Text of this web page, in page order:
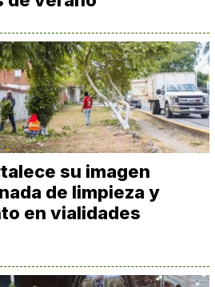
su imagen
de limpieza y
en vialidades